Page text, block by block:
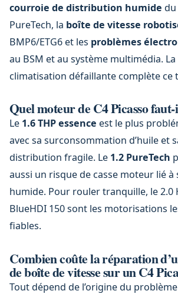
courroie de distribution humide du
PureTech, la boîte de vitesse
BMP6/ETG6 et les problèmes
au BSM et au système multimédia. La
climatisation défaillante complète ce
Quel moteur de C4 Picasso
Le 1.6 THP essence est le plus
avec sa surconsommation d’huile et
distribution fragile. Le 1.2 PureTech
aussi un risque de casse moteur lié à
humide. Pour rouler tranquille, le 2.0
BlueHDI 150 sont les motorisations
fiables.
Combien coûte la réparation
de boîte de vitesse sur un C4
Tout dépend de l’origine du